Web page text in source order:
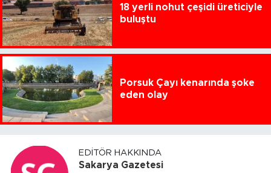
18 yerli nohut çeşidi üreticiyle
buluştu
Porsuk Çayı kenarında şoke
eden olay
EDITÖR HAKKINDA
Sakarya Gazetesi